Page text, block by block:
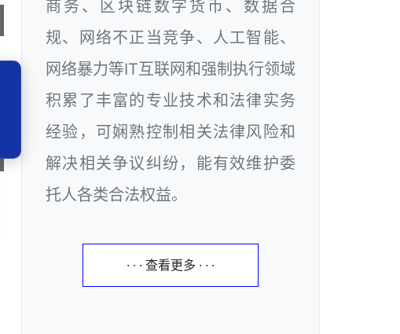
商务、区块链数字货币、数据合
规、网络不正当竞争、人工智能、
网络暴力等IT互联网和强制执行领域
积累了丰富的专业技术和法律实务
经验，可娴熟控制相关法律风险和
解决相关争议纠纷，能有效维护委
托人各类合法权益。
· · · 查看更多 · · ·